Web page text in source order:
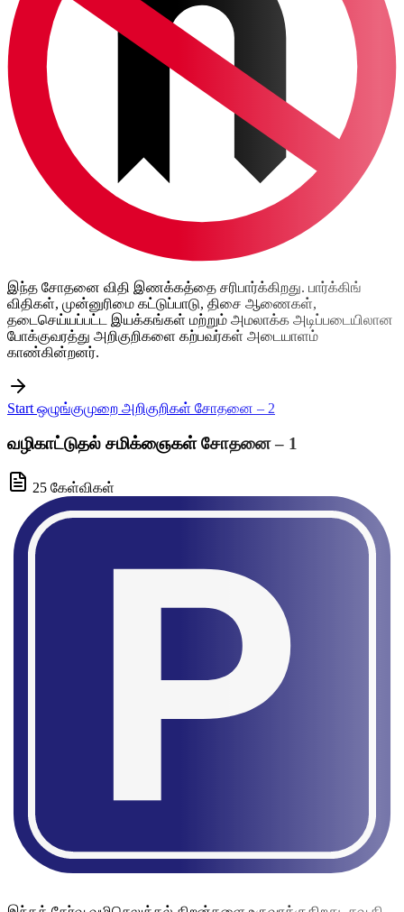
இந்த சோதனை விதி இணக்கத்தை சரிபார்க்கிறது. பார்க்கிங்
விதிகள், முன்னுரிமை கட்டுப்பாடு, திசை ஆணைகள்,
தடைசெய்யப்பட்ட இயக்கங்கள் மற்றும் அமலாக்க அடிப்படையிலான
போக்குவரத்து அறிகுறிகளை கற்பவர்கள் அடையாளம்
காண்கின்றனர்.
Start ஒழுங்குமுறை அறிகுறிகள் சோதனை – 2
வழிகாட்டுதல் சமிக்ஞைகள் சோதனை – 1
25 கேள்விகள்